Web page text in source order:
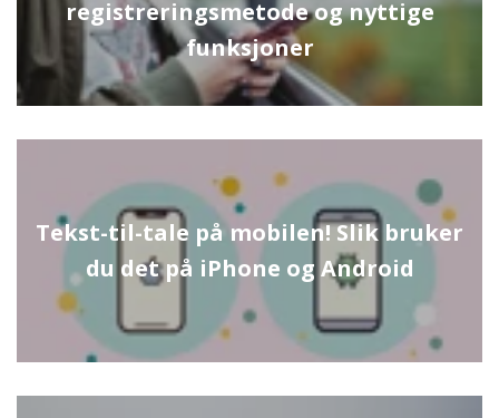
registreringsmetode og nyttige
funksjoner
Tekst-til-tale på mobilen! Slik bruker
du det på iPhone og Android